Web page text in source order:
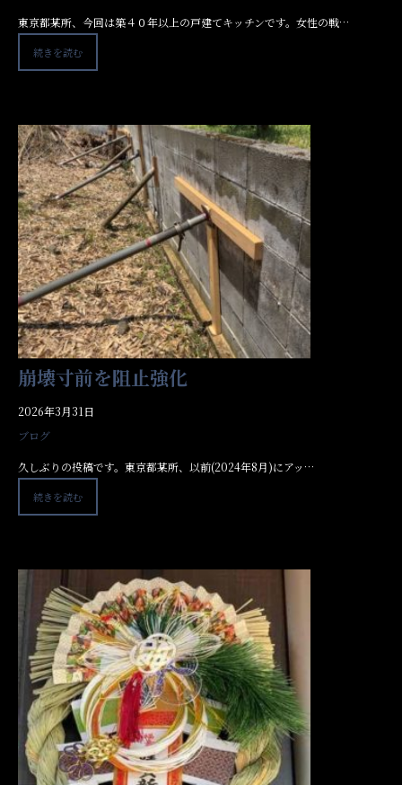
東京都某所、今回は築４０年以上の戸建てキッチンです。女性の戦…
続きを読む
崩壊寸前を阻止強化
2026年3月31日
ブログ
久しぶりの投稿です。東京都某所、以前(2024年8月)にアッ…
続きを読む